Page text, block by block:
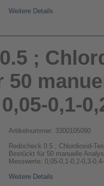
Weitere Details
;
50
0,1-
Artikelnummer: 3300105090
Redocheck 0.5 ; Chlordioxid-
Bestückt für 50 manuelle
Messwerte: 0,05-0,1-0,2-0,3-
Weitere Details